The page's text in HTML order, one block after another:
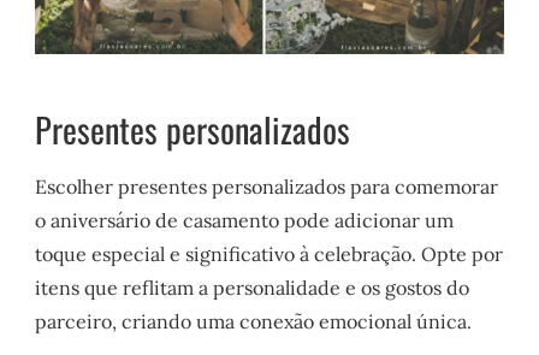
Presentes personalizados
Escolher presentes personalizados para comemorar
o aniversário de casamento pode adicionar um
toque especial e significativo à celebração. Opte por
itens que reflitam a personalidade e os gostos do
parceiro, criando uma conexão emocional única.